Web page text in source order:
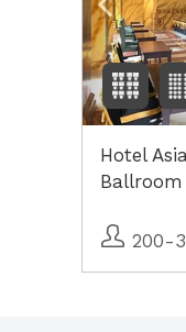
Hotel
Ballroom
200-